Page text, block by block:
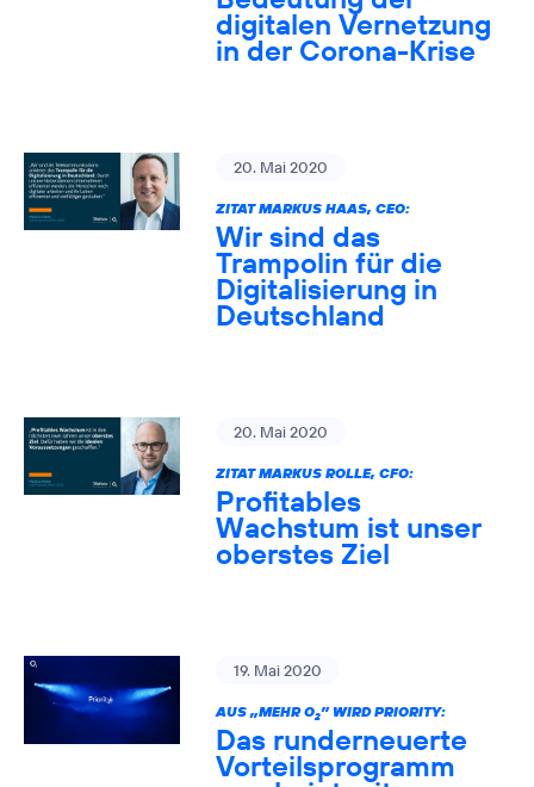
digitalen Vernetzung
in der Corona-Krise
20. Mai 2020
ZITAT MARKUS HAAS, CEO:
Wir sind das
Trampolin für die
Digitalisierung in
Deutschland
20. Mai 2020
ZITAT MARKUS ROLLE, CFO:
Profitables
Wachstum ist unser
oberstes Ziel
19. Mai 2020
AUS „MEHR O2” WIRD PRIORITY:
Das runderneuerte
Vorteilsprogramm